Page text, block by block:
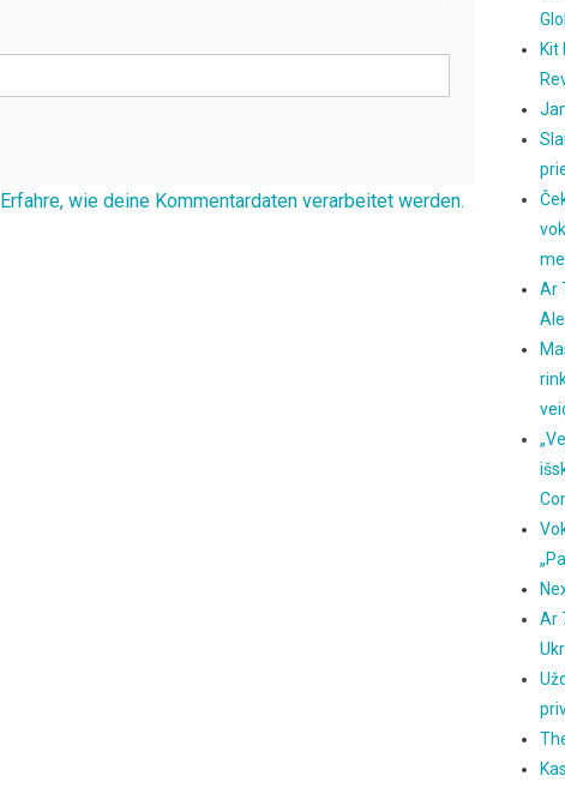
Erfahre, wie deine Kommentardaten verarbeitet werden.
Kit
Ar
Ar